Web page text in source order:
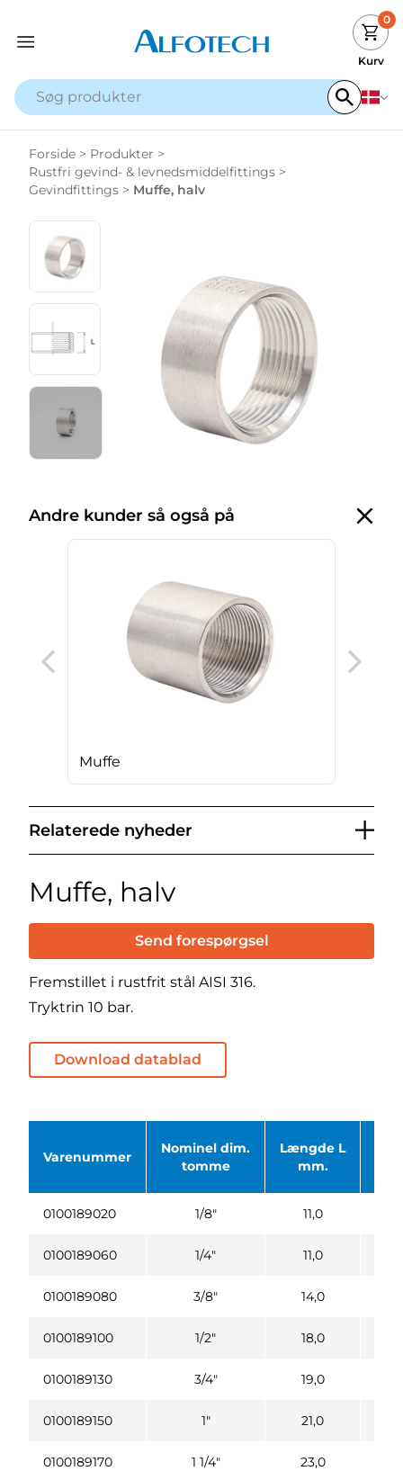
0
Kurv
Forside > Produkter >
Rustfri gevind- & levnedsmiddelfittings >
Gevindfittings > Muffe, halv
Andre kunder så også på
Muffe
Relaterede nyheder
Muffe, halv
Send forespørgsel
Fremstillet i rustfrit stål AISI 316.
Tryktrin 10 bar.
Download datablad
Varenummer
Nominel dim.
tomme
Længde L
mm.
0100189020 1/8" 11,0
0100189060 1/4" 11,0
0100189080 3/8" 14,0
0100189100 1/2" 18,0
0100189130 3/4" 19,0
0100189150 1" 21,0
0100189170 1 1/4" 23,0